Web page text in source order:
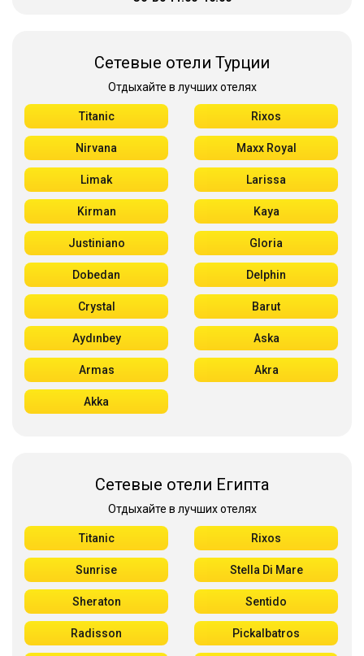
Сетевые отели Турции
Отдыхайте в лучших отелях
Titanic Rixos
Nirvana Maxx Royal
Limak Larissa
Kirman Kaya
Justiniano Gloria
Dobedan Delphin
Crystal Barut
Aydınbey Aska
Armas Akra
Akka
Сетевые отели Египта
Отдыхайте в лучших отелях
Titanic Rixos
Sunrise Stella Di Mare
Sheraton Sentido
Radisson Pickalbatros